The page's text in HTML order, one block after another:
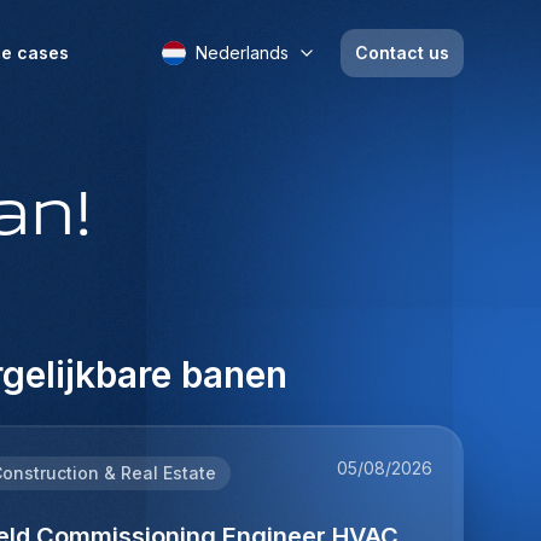
cases Nederlands Contact us
banen
& Real Estate 05/08/2026